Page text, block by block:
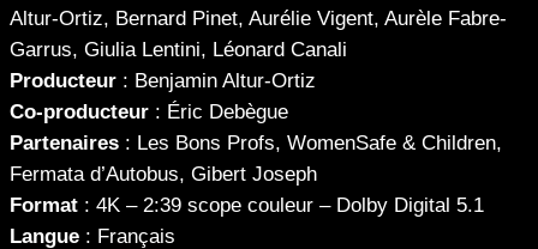
Altur-Ortiz, Bernard Pinet, Aurélie Vigent, Aurèle Fabre-
Garrus, Giulia Lentini, Léonard Canali
Producteur : Benjamin Altur-Ortiz
Co-producteur : Éric Debègue
Partenaires : Les Bons Profs, WomenSafe & Children,
Fermata d’Autobus, Gibert Joseph
Format : 4K – 2:39 scope couleur – Dolby Digital 5.1
Langue : Français